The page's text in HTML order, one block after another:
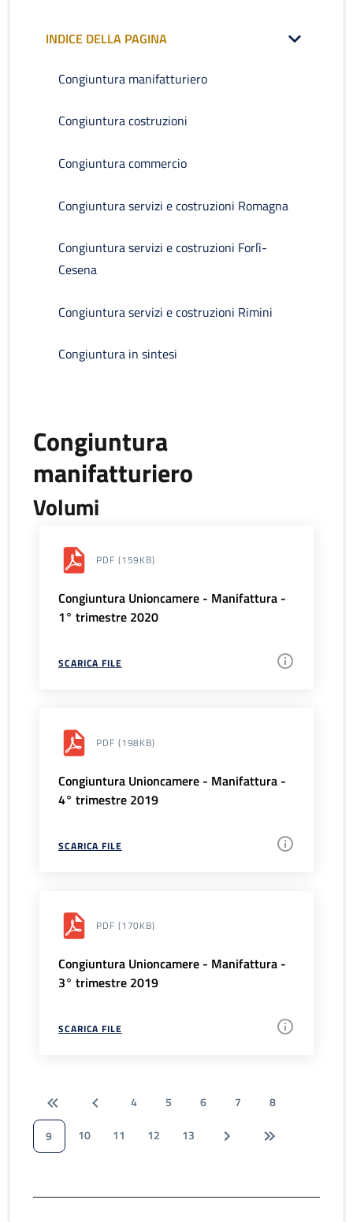
INDICE DELLA PAGINA
Congiuntura manifatturiero
Congiuntura costruzioni
Congiuntura commercio
Congiuntura servizi e costruzioni Romagna
Congiuntura servizi e costruzioni Forlì-
Cesena
Congiuntura servizi e costruzioni Rimini
Congiuntura in sintesi
Congiuntura
manifatturiero
Volumi
PDF (159KB)
Congiuntura Unioncamere - Manifattura -
1° trimestre 2020
SCARICA FILE
PDF (198KB)
Congiuntura Unioncamere - Manifattura -
4° trimestre 2019
SCARICA FILE
PDF (170KB)
Congiuntura Unioncamere - Manifattura -
3° trimestre 2019
SCARICA FILE
4 5 6 7
8
9
10 11 12 13